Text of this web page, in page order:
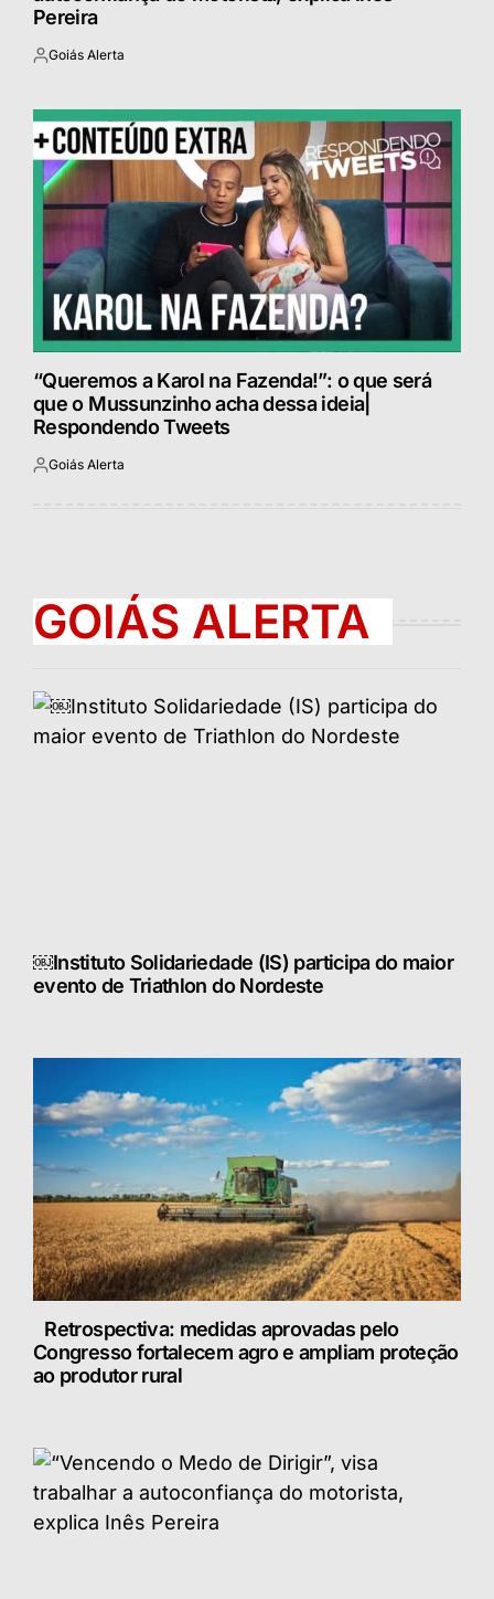
Pereira
Postado
Goiás Alerta
“Queremos a Karol na Fazenda!”: o que será
que o Mussunzinho acha dessa ideia|
Respondendo Tweets
Postado
Goiás Alerta
GOIÁS ALERTA
￼Instituto Solidariedade (IS) participa do maior
evento de Triathlon do Nordeste
Retrospectiva: medidas aprovadas pelo
Congresso fortalecem agro e ampliam proteção
ao produtor rural